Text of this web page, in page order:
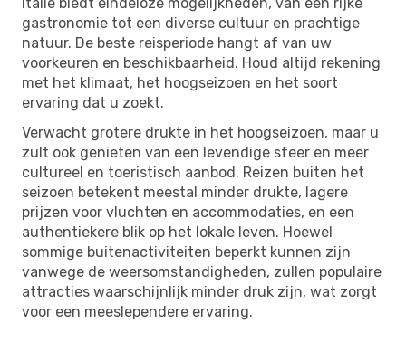
gastronomie tot een diverse cultuur en prachtige
natuur. De beste reisperiode hangt af van uw
voorkeuren en beschikbaarheid. Houd altijd rekening
met het klimaat, het hoogseizoen en het soort
ervaring dat u zoekt.
Verwacht grotere drukte in het hoogseizoen, maar u
zult ook genieten van een levendige sfeer en meer
cultureel en toeristisch aanbod. Reizen buiten het
seizoen betekent meestal minder drukte, lagere
prijzen voor vluchten en accommodaties, en een
authentiekere blik op het lokale leven. Hoewel
sommige buitenactiviteiten beperkt kunnen zijn
vanwege de weersomstandigheden, zullen populaire
attracties waarschijnlijk minder druk zijn, wat zorgt
voor een meeslependere ervaring.